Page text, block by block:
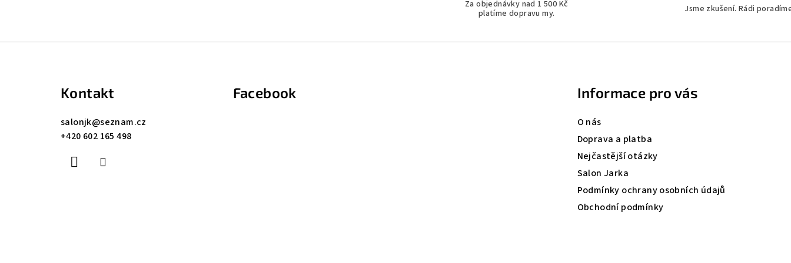
y
Za objednávky nad 1 500 Kč
platíme dopravu my.
Jsme zkušení. Rádi
Kontakt
salonjk@seznam.cz
+420 602 165 498
Facebook Informace pro vás
O nás
Doprava a platba
Nejčastější otázky
Salon Jarka
Podmínky ochrany osobních údajů
Obchodní podmínky